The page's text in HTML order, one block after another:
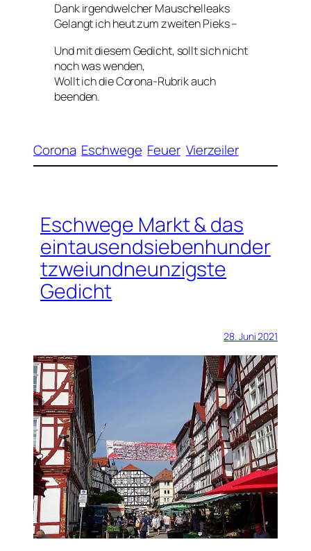
Dank irgendwelcher Mauschelleaks
Gelangt ich heut zum zweiten Pieks –
Und mit diesem Gedicht, sollt sich nicht
noch was wenden,
Wollt ich die Corona-Rubrik auch
beenden.
Corona Eschwege Feuer Vierzeiler
Eschwege Markt & das
eintausendsiebenhunder
tzweiundneunzigste
Gedicht
28. Juni 2021